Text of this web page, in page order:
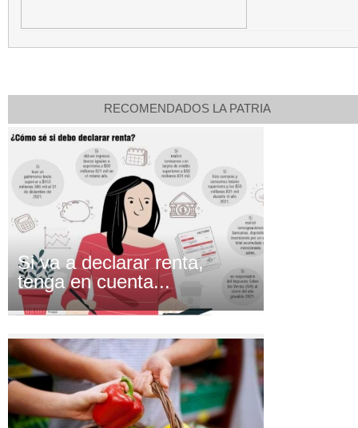
RECOMENDADOS LA PATRIA
Si va a declarar renta,
tenga en cuenta...